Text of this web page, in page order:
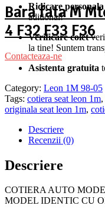
Bara fata M
4 F32 F33 F36
Contacteaza-ne
Ridicare personala
aditional!
Verificare colet
la tine! Suntem
Asistenta gratuita
Category: Leon 1M 98-05
Tags: cotiera seat leon 1m,
originala seat leon 1m,
Descriere
Recenzii (0)
Descriere
COTIERA AUTO
MODEL IDENTIC CU